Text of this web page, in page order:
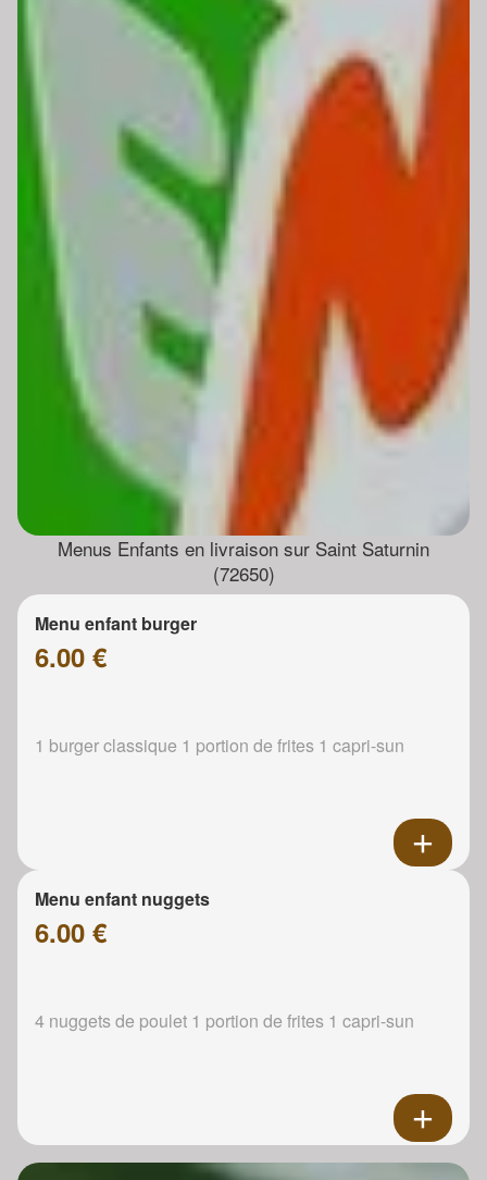
Menus Enfants en livraison sur Saint Saturnin
(72650)
Menu enfant burger
6.00 €
1 burger classique 1 portion de frites 1 capri-sun
Menu enfant nuggets
6.00 €
4 nuggets de poulet 1 portion de frites 1 capri-sun